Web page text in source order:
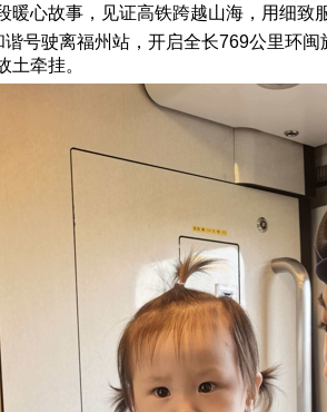
心故事，见证高铁跨越山海，用细致
号驶离福州站，开启全长769公里环
牵挂。